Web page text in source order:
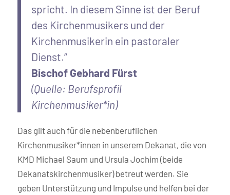
spricht. In diesem Sinne ist der Beruf
des Kirchenmusikers und der
Kirchenmusikerin ein pastoraler
Dienst.“
Bischof Gebhard Fürst
(Quelle: Berufsprofil
Kirchenmusiker*in)
Das gilt auch für die nebenberuflichen
Kirchenmusiker*innen in unserem Dekanat, die von
KMD Michael Saum und Ursula Jochim (beide
Dekanatskirchenmusiker) betreut werden. Sie
geben Unterstützung und Impulse und helfen bei der